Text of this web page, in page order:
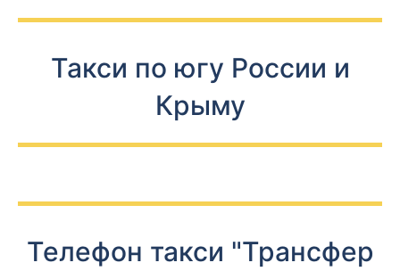
Такси по югу России и
Крыму
Телефон такси "Трансфер